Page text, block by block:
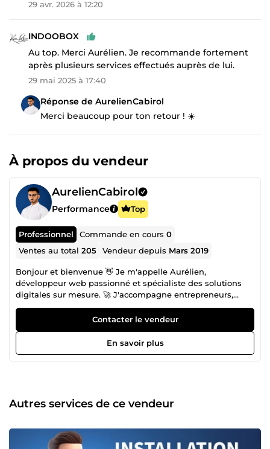
29 avr. 2026 à 12:20
INDOOBOX
Au top. Merci Aurélien. Je recommande fortement
après plusieurs services effectués auprès de lui.
29 mai 2025 à 17:40
Réponse de AurelienCabirol
Merci beaucoup pour ton retour ! ☀️
À propos du vendeur
AurelienCabirol
Performance Top
Professionnel Commande en cours0
Ventes au total205 Vendeur depuis Mars 2019
Bonjour et bienvenue 👋 Je m'appelle Aurélien,
développeur web passionné et spécialiste des solutions
digitales sur mesure. 🚀 J'accompagne entrepreneurs,
indépendants, TPE et entreprises dans la création,
l’optimisation et le développement de leur présence en
ligne. Mes domaines d’expertise : Création de sites web
(site vitrine, e-commerce, landing page, sur mesure)
Développement d’applications mobiles (Android &amp;
solutions techniques personnalisées Au-delà de la
technique, ma priorité est simple : la réussite de votre
pleinement, avec rigueur, méthode et exigence. J’accorde
une grande importance aux détails, à la qualité du travail
Contacter le vendeur
En savoir plus
Autres services de ce vendeur